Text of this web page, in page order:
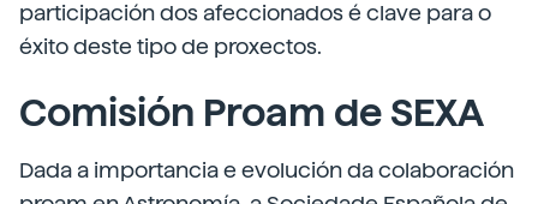
participación dos afeccionados é clave para o
éxito deste tipo de proxectos.
Comisión Proam de SEXA
Dada a importancia e evolución da colaboración